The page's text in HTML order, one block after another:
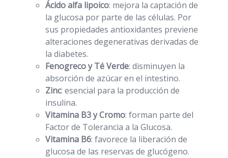
Ácido alfa lipoico: mejora la captación de
la glucosa por parte de las células. Por
sus propiedades antioxidantes previene
alteraciones degenerativas derivadas de
la diabetes.
Fenogreco y Té Verde: disminuyen la
absorción de azúcar en el intestino.
Zinc: esencial para la producción de
insulina.
Vitamina B3 y Cromo: forman parte del
Factor de Tolerancia a la Glucosa.
Vitamina B6: favorece la liberación de
glucosa de las reservas de glucógeno.